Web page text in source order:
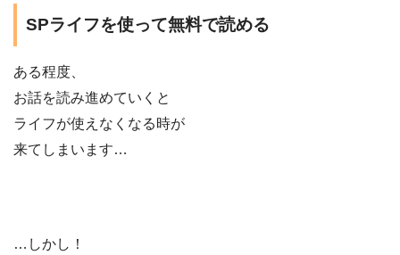
SPライフを使って無料で読める
ある程度、
お話を読み進めていくと
ライフが使えなくなる時が
来てしまいます…
…しかし！